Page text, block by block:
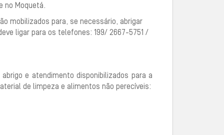
no Moquetá.
mobilizados para, se necessário, abrigar
ligar para os telefones: 199/ 2667-5751 /
e atendimento disponibilizados para a
de limpeza e alimentos não perecíveis: